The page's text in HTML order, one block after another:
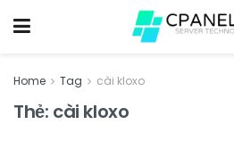
Home Tag cài kloxo
Thẻ: cài kloxo